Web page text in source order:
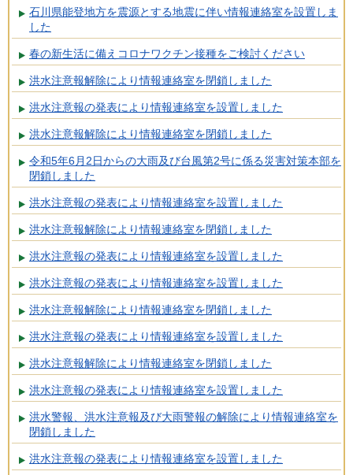
石川県能登地方を震源とする地震に伴い情報連絡室を設置しま
した
春の新生活に備えコロナワクチン接種をご検討ください
洪水注意報解除により情報連絡室を閉鎖しました
洪水注意報の発表により情報連絡室を設置しました
洪水注意報解除により情報連絡室を閉鎖しました
令和5年6月2日からの大雨及び台風第2号に係る災害対策本部を
閉鎖しました
洪水注意報の発表により情報連絡室を設置しました
洪水注意報解除により情報連絡室を閉鎖しました
洪水注意報の発表により情報連絡室を設置しました
洪水注意報の発表により情報連絡室を設置しました
洪水注意報解除により情報連絡室を閉鎖しました
洪水注意報の発表により情報連絡室を設置しました
洪水注意報解除により情報連絡室を閉鎖しました
洪水注意報の発表により情報連絡室を設置しました
洪水警報、洪水注意報及び大雨警報の解除により情報連絡室を
閉鎖しました
洪水注意報の発表により情報連絡室を設置しました